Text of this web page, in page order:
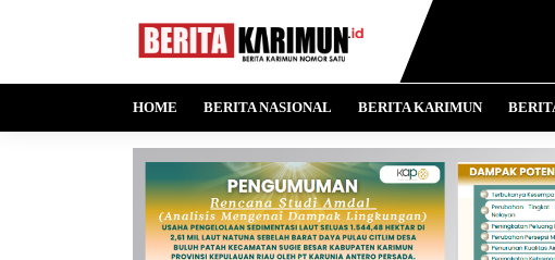
HOME BERITA NASIONAL BERITA KARIMUN